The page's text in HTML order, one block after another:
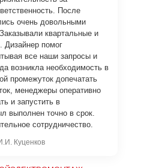
После
очень довольными
квартальные и
Дизайнер помог
все наши запросы и
возникла необходимость в
промежуток допечатать
менеджеры оперативно
и запустить в
выполнен точно в срок.
сотрудничество.
Куценков